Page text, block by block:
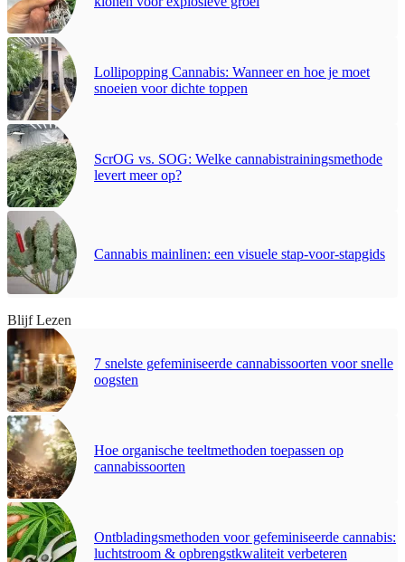
Lollipopping Cannabis: Wanneer en hoe je moet
snoeien voor dichte toppen
ScrOG vs. SOG: Welke cannabistrainingsmethode
levert meer op?
Cannabis mainlinen: een visuele stap-voor-stapgids
Blijf Lezen
7 snelste gefeminiseerde cannabissoorten voor snelle
oogsten
Hoe organische teeltmethoden toepassen op
cannabissoorten
Ontbladingsmethoden voor gefeminiseerde cannabis:
luchtstroom & opbrengstkwaliteit verbeteren